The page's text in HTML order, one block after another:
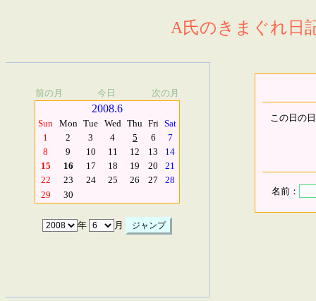
A氏のきまぐれ日
前の月 今日 次の月
2008.6
Sun Mon Tue Wed Thu Fri Sat
1
2 3 4 5 6
7
8
9 10 11 12 13
14
15
16 17 18 19 20
21
22
23 24 25 26 27
28
29
30
年 月
この日の
名前：